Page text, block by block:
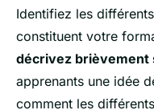
Identifiez les
constituent votre
décrivez brièvement
apprenants une idée
comment les